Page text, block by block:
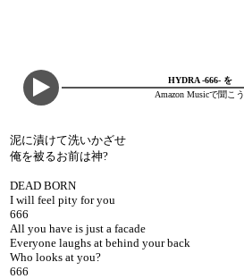
HYDRA -666- を
Amazon Musicで聞こう
泥に漬けて洗いかざせ
俺を被るお前は神?
DEAD BORN
I will feel pity for you
666
All you have is just a facade
Everyone laughs at behind your back
Who looks at you?
666